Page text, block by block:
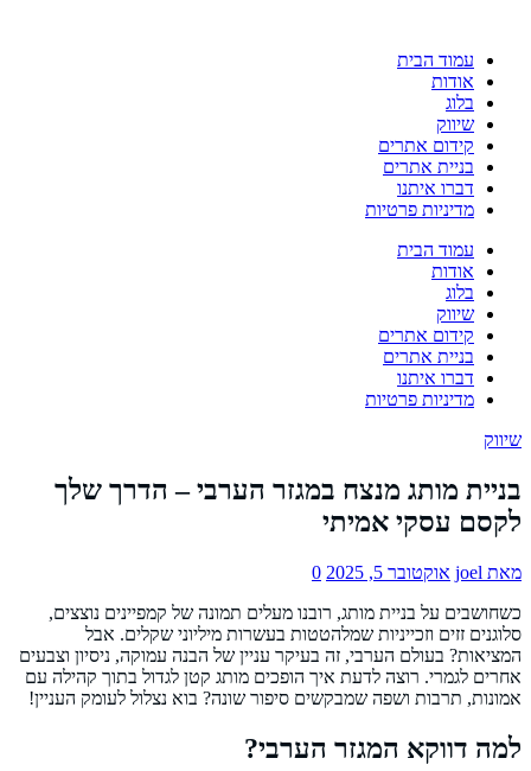
עמוד הבית
אודות
בלוג
שיווק
קידום אתרים
בניית אתרים
דברו איתנו
מדיניות פרטיות
עמוד הבית
אודות
בלוג
שיווק
קידום אתרים
בניית אתרים
דברו איתנו
מדיניות פרטיות
שיווק
בניית מותג מנצח במגזר הערבי – הדרך שלך
לקסם עסקי אמיתי
מאת joel אוקטובר 5, 2025
0
כשחושבים על בניית מותג, רובנו מעלים תמונה של קמפיינים נוצצים,
סלוגנים זזים וזכייניות שמלהטטות בעשרות מיליוני שקלים. אבל
המציאות? בעולם הערבי, זה בעיקר עניין של הבנה עמוקה, ניסיון וצבעים
אחרים לגמרי. רוצה לדעת איך הופכים מותג קטן לגדול בתוך קהילה עם
אמונות, תרבות ושפה שמבקשים סיפור שונה? בוא נצלול לעומק העניין!
למה דווקא המגזר הערבי?